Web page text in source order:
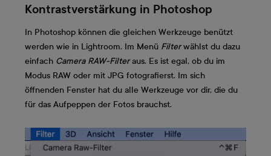
Kontrastverstärkung in Photoshop
In Photoshop können die gleichen Werkzeuge benützt
werden wie in Lightroom. Im Menü Filterwählst du dazu
einfach Camera RAW-­Filteraus. Es ist egal, ob du im
Modus RAW oder mit JPG fotografierst. Im sich
öffnenden Fenster hat du alle Werkzeuge vor dir, die du
für das Aufpeppen der Fotos brauchst.